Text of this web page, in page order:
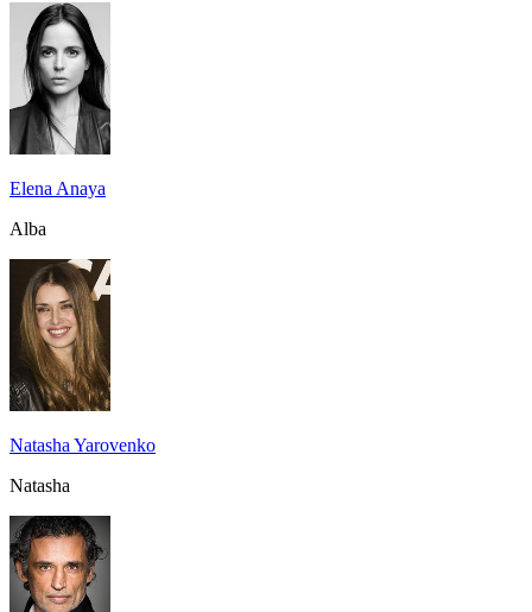
Elena Anaya
Alba
Natasha Yarovenko
Natasha